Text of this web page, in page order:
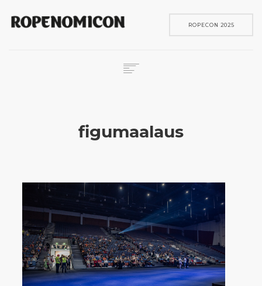
ROPECON 2025
figumaalaus